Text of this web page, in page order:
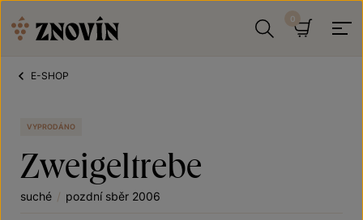
E-SHOP
VYPRODÁNO
Zweigeltrebe
suché / pozdní sběr 2006